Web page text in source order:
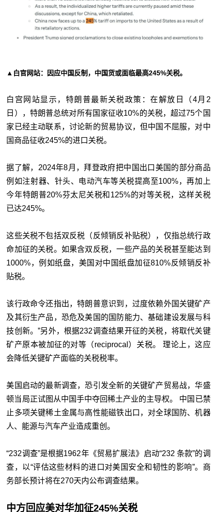
▲白官网站：因应中国反制，中国货或面临最高245%关税。
白宫网站显示，特朗普最新关税政策：在解放日（4月2
日），特朗普总统对所有国家征收10%的关税，超过75个国
家已经主动联系，讨论新的贸易协议，但中国不屈服，对中
国商品征收245%的进口关税。
据了解，2024年8月，拜登政府把中国出口美国的部分商品
例如注射器、针头、电动汽车等关税提高至100%，再加上
今年特朗普20%芬太尼关税和125%的对等关税，这样关税
已达245%。
这些关税不包括双反税（反倾销反补贴税），仅指总统行政
命加征的关税。如果含双反税，一些产品的关税甚至能达到
1000%，例如纸盘，美国对中国纸盘加征810%反倾销反补
贴税。
该行政命令还指出，特朗普意识到，过度依赖外国关键矿产
及其衍生产品，恐危及美国的国防能力、基础建设发展与科
技创新。”另外，根据232调查结果开征的关税，将取代关键
矿产原本被加征的对等（reciprocal）关税。 理论上，这应
会降低关键矿产面临的关税税率。
美国启动的最新调查，恐引发全新的关键矿产贸易战，华盛
顿当局正试图从中国手中夺回稀土产业的主导权。 中国已禁
止多项关键稀土金属与高性能磁铁出口，对全球国防、机器
人、能源与汽车产业造成重创。
“232调查”是根据1962年《贸易扩展法》启动“232 条款”的调
查，以“评估这些材料的进口对美国安全和韧性的影响”。商
务部长预计将在270天内公布调查结果。
中方回应美对华加征245%关税